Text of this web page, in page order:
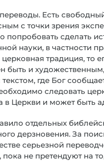
Есть
с точки зрения
сделать
науки, в частности
традиция, то
быть и
где Бог
следовать
в Церкви и может быть
отдельных
дерзновения. За
серьезной
пока не претендуют на